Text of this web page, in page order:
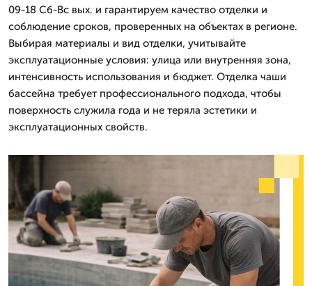
09-18 Сб-Вс вых. и гарантируем качество отделки и
соблюдение сроков, проверенных на объектах в регионе.
Выбирая материалы и вид отделки, учитывайте
эксплуатационные условия: улица или внутренняя зона,
интенсивность использования и бюджет. Отделка чаши
бассейна требует профессионального подхода, чтобы
поверхность служила года и не теряла эстетики и
эксплуатационных свойств.